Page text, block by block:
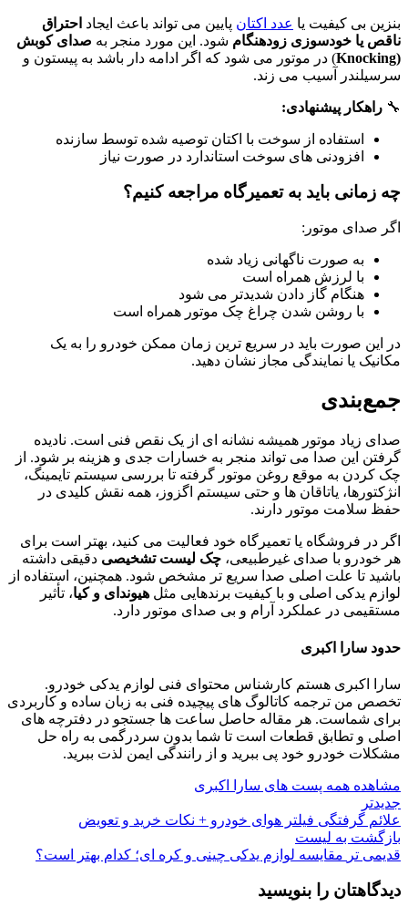
بنزین بی‌ کیفیت یا عدد اکتان پایین می‌ تواند باعث ایجاد احتراق
ناقص یا خودسوزی زودهنگام شود. این مورد منجر به صدای کوبش
(Knocking
) در موتور می‌ شود که اگر ادامه‌ دار باشد به پیستون و
سرسیلندر آسیب می‌ زند.
🔧 راهکار پیشنهادی:
استفاده از سوخت با اکتان توصیه‌ شده توسط سازنده
افزودنی‌ های سوخت استاندارد در صورت نیاز
چه زمانی باید به تعمیرگاه مراجعه کنیم؟
اگر صدای موتور:
به‌ صورت ناگهانی زیاد شده
با لرزش همراه است
هنگام گاز دادن شدیدتر می‌ شود
با روشن شدن چراغ چک موتور همراه است
در این صورت باید در سریع‌ ترین زمان ممکن خودرو را به یک
مکانیک یا نمایندگی مجاز نشان دهید.
جمع‌بندی
صدای زیاد موتور همیشه نشانه‌ ای از یک نقص فنی است. نادیده
گرفتن این صدا می‌ تواند منجر به خسارات جدی و هزینه‌ بر شود. از
چک کردن به‌ موقع روغن موتور گرفته تا بررسی سیستم تایمینگ،
انژکتورها، یاتاقان‌ ها و حتی سیستم اگزوز، همه نقش کلیدی در
حفظ سلامت موتور دارند.
اگر در فروشگاه یا تعمیرگاه خود فعالیت می‌ کنید، بهتر است برای
هر خودرو با صدای غیرطبیعی، چک‌ لیست تشخیصی دقیقی داشته
باشید تا علت اصلی صدا سریع‌ تر مشخص شود. همچنین، استفاده از
لوازم یدکی اصلی و با کیفیت برندهایی مثل هیوندای و کیا، تأثیر
مستقیمی در عملکرد آرام و بی‌ صدای موتور دارد.
حدود سارا اکبری
سارا اکبری هستم کارشناس محتوای فنی لوازم یدکی خودرو.
تخصص من ترجمه کاتالوگ‌ های پیچیده فنی به زبان ساده و کاربردی
برای شماست. هر مقاله حاصل ساعت‌ ها جستجو در دفترچه‌ های
اصلی و تطابق قطعات است تا شما بدون سردرگمی به راه حل
مشکلات خودرو خود پی ببرید و از رانندگی ایمن لذت ببرید.
مشاهده همه پست های سارا اکبری
جدیدتر
علائم گرفتگی فیلتر هوای خودرو + نکات خرید و تعویض
بازگشت به لیست
قدیمی تر مقایسه لوازم یدکی چینی و کره‌ ای؛ کدام بهتر است؟
دیدگاهتان را بنویسید